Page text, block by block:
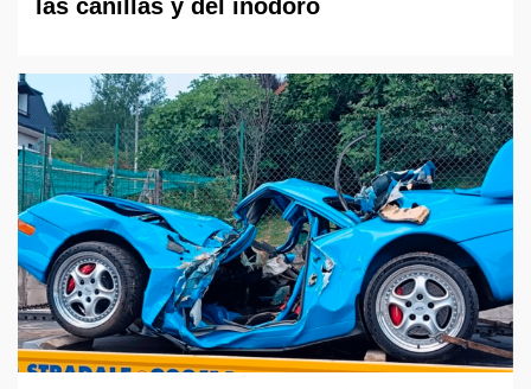
las canillas y del inodoro